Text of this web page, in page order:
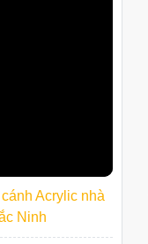
Acrylic nhà
Ninh